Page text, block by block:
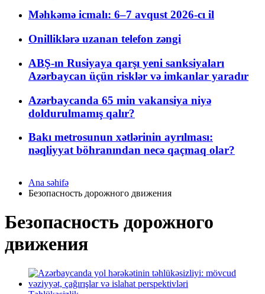
Məhkəmə icmalı: 6–7 avqust 2026-cı il
Onilliklərə uzanan telefon zəngi
ABŞ-ın Rusiyaya qarşı yeni sanksiyaları
Azərbaycan üçün risklər və imkanlar yaradır
Azərbaycanda 65 min vakansiya niyə
doldurulmamış qalır?
Bakı metrosunun xətlərinin ayrılması:
nəqliyyat böhranından necə qaçmaq olar?
Ana səhifə
Безопасность дорожного движения
Безопасность дорожного
движения